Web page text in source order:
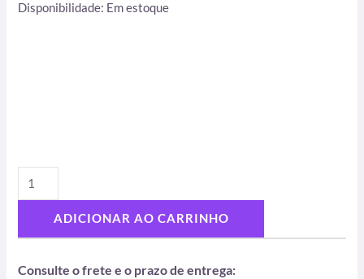
Disponibilidade: Em estoque
ADICIONAR AO CARRINHO
Consulte o frete e o prazo de entrega: